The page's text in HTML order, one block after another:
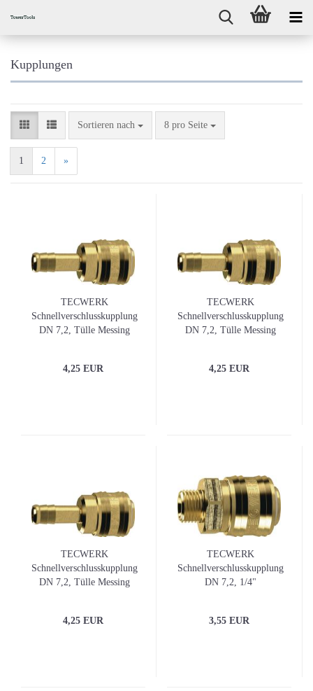
Kupplungen
Sortieren nach
Sortieren nach 8 pro Seite
pro Seite
1 2 »
TECWERK
Schnellverschlusskupplung
DN 7,2, Tülle Messing
4,25 EUR
TECWERK
Schnellverschlusskupplung
DN 7,2, Tülle Messing
4,25 EUR
TECWERK
Schnellverschlusskupplung
DN 7,2, Tülle Messing
4,25 EUR
TECWERK
Schnellverschlusskupplung
DN 7,2, 1/4"
3,55 EUR